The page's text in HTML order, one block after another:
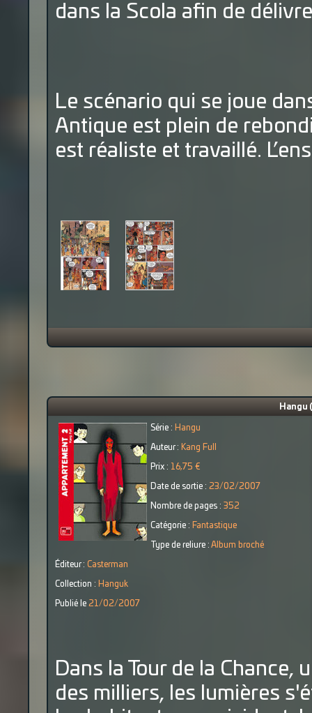
dans la Scola afin de
Le scénario qui se joue
Antique est plein de
est réaliste et travaillé.
Hangu
Série : Hangu
Auteur : Kang Full
Prix : 16,75 €
Date de sortie : 23/02/2007
Nombre de pages : 352
Catégorie : Fantastique
Type de reliure : Album broché
Éditeur : Casterman
Collection : Hanguk
Publié le 21/02/2007
Dans la Tour de la Chance,
des milliers, les lumières